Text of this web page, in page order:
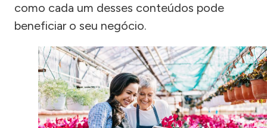
como cada um desses conteúdos pode
beneficiar o seu negócio.